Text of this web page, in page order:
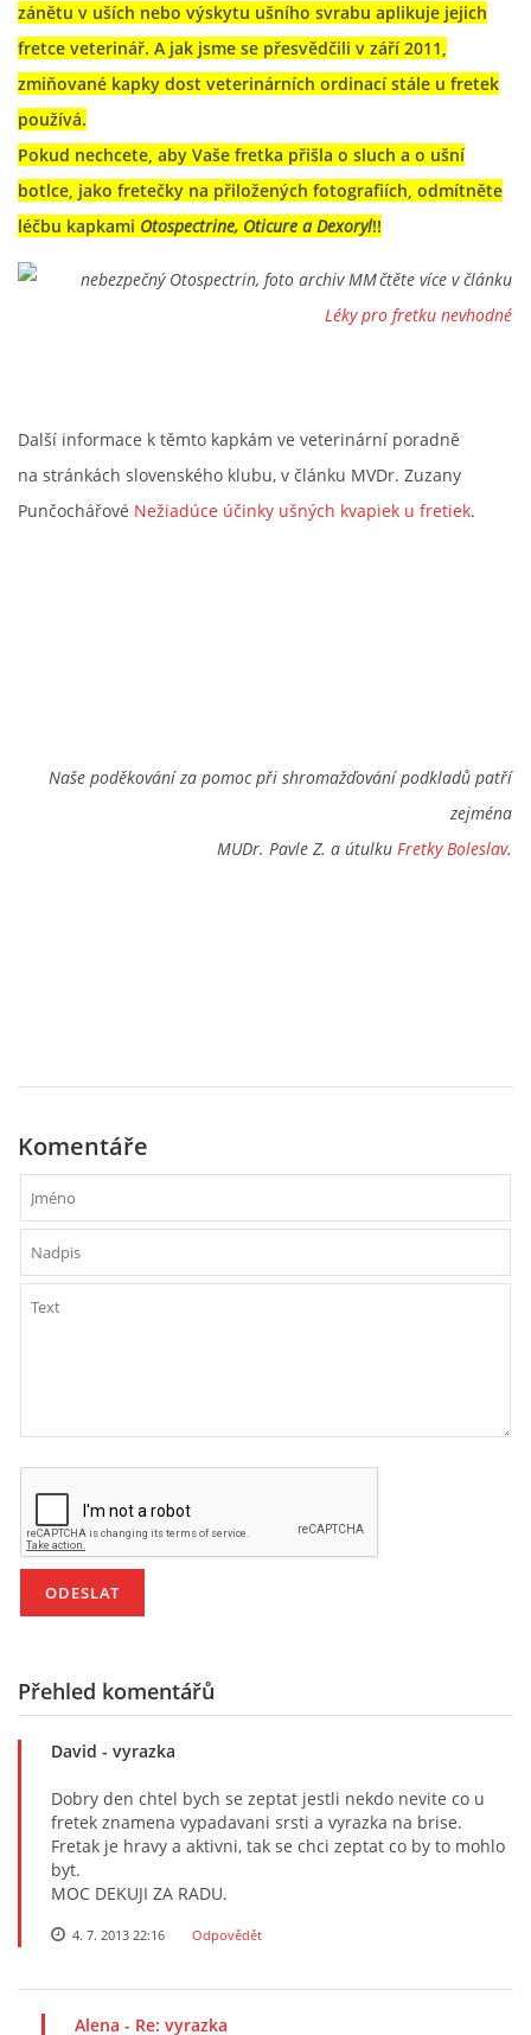
zánětu v uších nebo výskytu ušního svrabu aplikuje jejich
fretce veterinář. A jak jsme se přesvědčili v září 2011,
zmiňované kapky dost veterinárních ordinací stále u fretek
používá.
Pokud nechcete, aby Vaše fretka přišla o sluch a o ušní
botlce, jako fretečky na přiložených fotografiích, odmítněte
léčbu kapkami Otospectrine, Oticure a Dexoryl!!
čtěte více v článku
Léky pro fretku nevhodné
Další informace k těmto kapkám ve veterinární poradně
na stránkách slovenského klubu, v článku MVDr. Zuzany
Punčochářové Nežiadúce účinky ušných kvapiek u fretiek.
Naše poděkování za pomoc při shromažďování podkladů patří
zejména
MUDr. Pavle Z. a útulku Fretky Boleslav.
Komentáře
Přehled komentářů
David - vyrazka
Dobry den chtel bych se zeptat jestli nekdo nevite co u
fretek znamena vypadavani srsti a vyrazka na brise.
Fretak je hravy a aktivni, tak se chci zeptat co by to mohlo
byt.
MOC DEKUJI ZA RADU.
4. 7. 2013 22:16 Odpovědět
Alena - Re: vyrazka